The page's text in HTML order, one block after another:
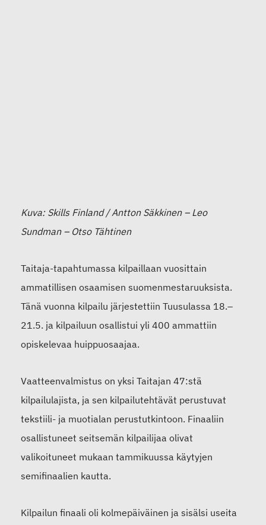
Kuva: Skills Finland / Antton Säkkinen – Leo
Sundman – Otso Tähtinen
Taitaja-tapahtumassa kilpaillaan vuosittain
ammatillisen osaamisen suomenmestaruuksista.
Tänä vuonna kilpailu järjestettiin Tuusulassa 18.–
21.5. ja kilpailuun osallistui yli 400 ammattiin
opiskelevaa huippuosaajaa.
Vaatteenvalmistus on yksi Taitajan 47:stä
kilpailulajista, ja sen kilpailutehtävät perustuvat
tekstiili- ja muotialan perustutkintoon. Finaaliin
osallistuneet seitsemän kilpailijaa olivat
valikoituneet mukaan tammikuussa käytyjen
semifinaalien kautta.
Kilpailun finaali oli kolmepäiväinen ja sisälsi useita